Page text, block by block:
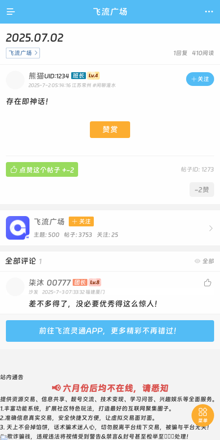
 飞流广场 
2025.07.02
1回复 410阅读
飞流广场 
 关注
熊猫UID:1234 班长
2025-7-2 05:14:16 江苏常州 #闲聊灌水
存在即神话！
赞赏
帖子ID: 1273
 点赞这个帖子 +-2
-2赞

飞流广场  关注
主题: 500 帖子: 3753 关注: 25
 全部
全部评论 1

柒沐 00777 团长
沙发 2025-7-3 07:33:32 福建厦门
差不多得了，没必要优秀得这么惊人！
前往飞流灵通APP，更多精彩不再错过！

菜单
站内通告
📢 六月份后均不在线，请悉知
提供资源交易、信息共享、靓号交流、技术变现、学习问答、兴趣娱乐等全面服务。
1.丰富功能系统，扩展社区特色玩法，打造最好的互联网聚集圈子。
2.准确信息真实交易，安全快捷又方便，让虚拟交易面对面。
3. 天上不会掉馅饼，话术骗术迷人心，切勿脱离平台线下交易，被骗与平台无关！
4. 欺诈骗钱，违规违法将视情受到警告&禁言&封号甚至检举至👮🏻‍♀️处理！